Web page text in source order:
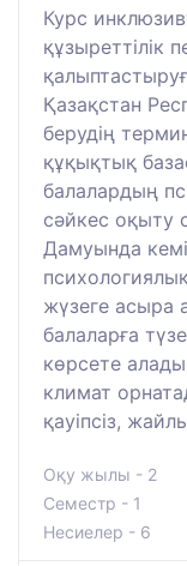
Курс
құзыреттілік
Қазақстан
берудің
құқықтық
балалардың
сәйкес оқыту
Дамуында
жүзеге асыра
балаларға
көрсете
климат
қауіпсіз,
Оқу жылы - 2
Семестр - 1
Несиелер - 6